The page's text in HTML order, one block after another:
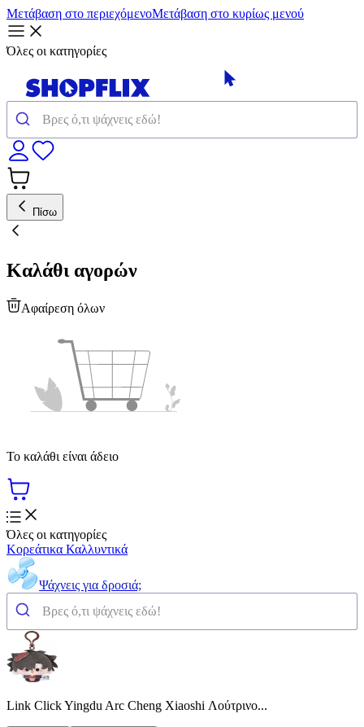
Μετάβαση στο περιεχόμενοΜετάβαση στο κυρίως μενού
Όλες οι κατηγορίες
Πίσω
Καλάθι αγορών
Αφαίρεση όλων
Το καλάθι είναι άδειο
Όλες οι κατηγορίες
Κορεάτικα Καλλυντικά
Ψάχνεις για δροσιά;
Link Click Yingdu Arc Cheng Xiaoshi Λούτρινο...